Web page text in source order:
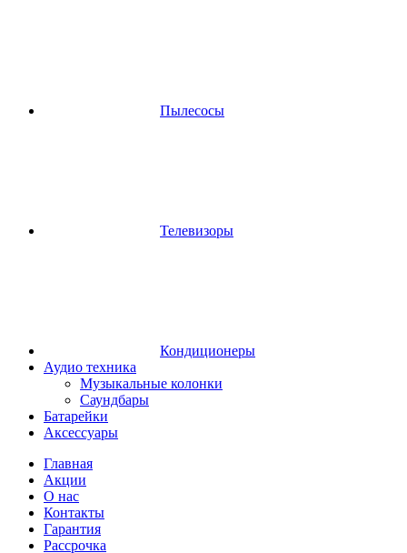
Пылесосы
Телевизоры
Кондиционеры
Аудио техника
Музыкальные колонки
Саундбары
Батарейки
Аксессуары
Главная
Акции
О нас
Контакты
Гарантия
Рассрочка